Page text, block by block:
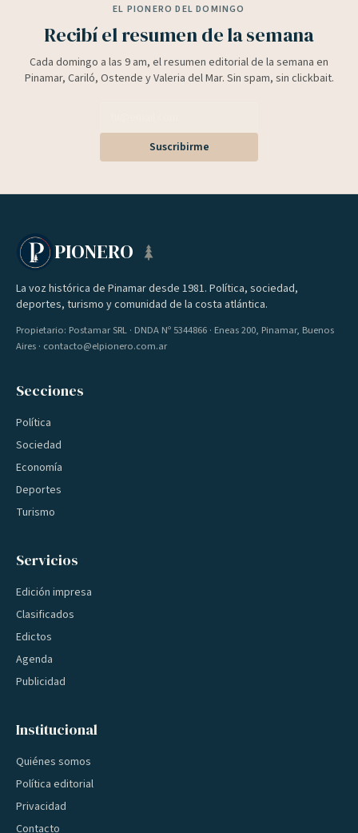
EL PIONERO DEL DOMINGO
Recibí el resumen de la semana
Cada domingo a las 9 am, el resumen editorial de la semana en
Pinamar, Cariló, Ostende y Valeria del Mar. Sin spam, sin clickbait.
Suscribirme
PIONERO
La voz histórica de Pinamar desde 1981. Política, sociedad,
deportes, turismo y comunidad de la costa atlántica.
Propietario: Postamar SRL · DNDA Nº 5344866 · Eneas 200, Pinamar, Buenos
Aires · contacto@elpionero.com.ar
Secciones
Política
Sociedad
Economía
Deportes
Turismo
Servicios
Edición impresa
Clasificados
Edictos
Agenda
Publicidad
Institucional
Quiénes somos
Política editorial
Privacidad
Contacto